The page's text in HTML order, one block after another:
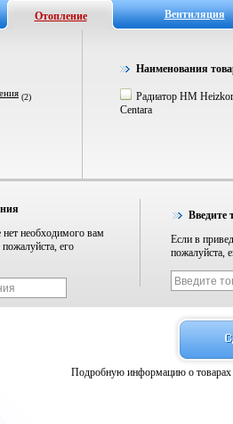
Отопление Вентиляция
(2)
Наименования
Радиатор HM
Centara
нет необходимого вам
его
Введите
Если в
пожалуйста,
Подробную информацию о товарах